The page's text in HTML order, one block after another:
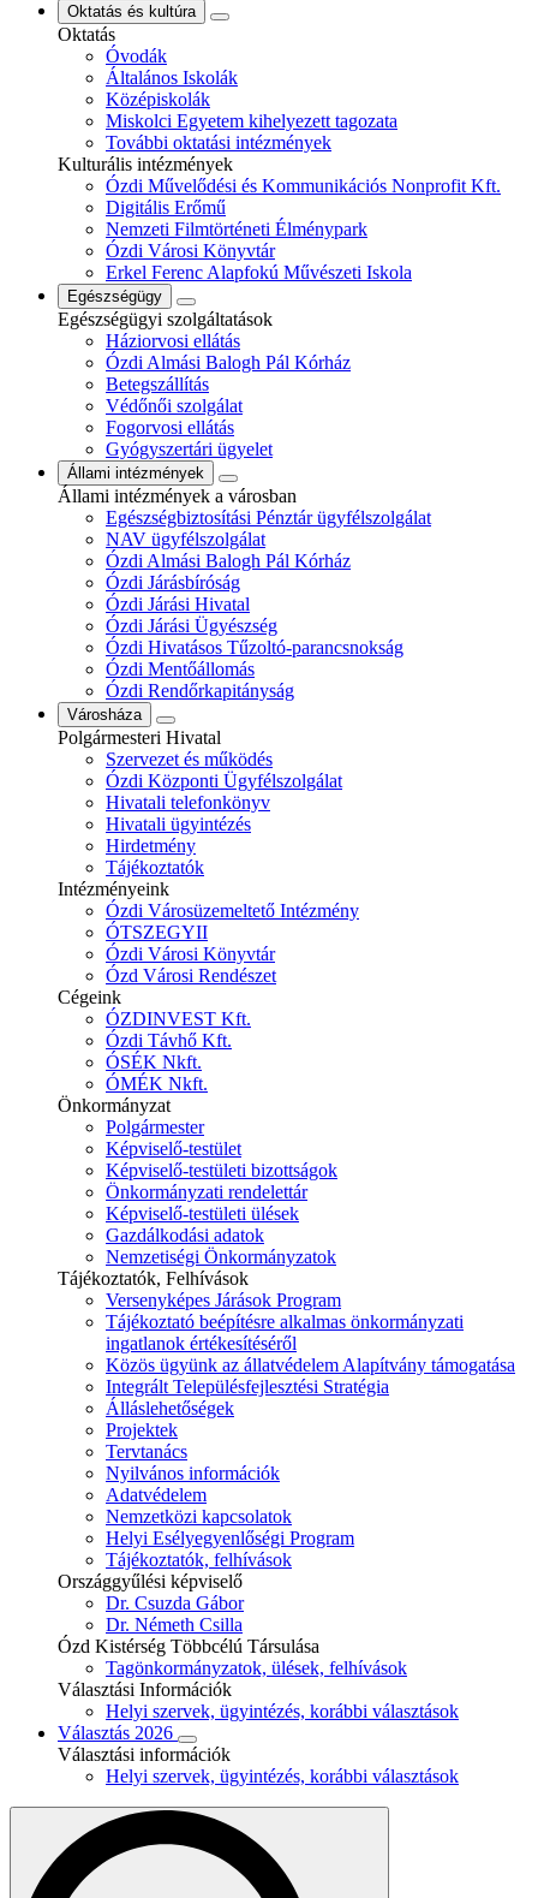
Oktatás és kultúra
Oktatás
Óvodák
Általános Iskolák
Középiskolák
Miskolci Egyetem kihelyezett tagozata
További oktatási intézmények
Kulturális intézmények
Ózdi Művelődési és Kommunikációs Nonprofit Kft.
Digitális Erőmű
Nemzeti Filmtörténeti Élménypark
Ózdi Városi Könyvtár
Erkel Ferenc Alapfokú Művészeti Iskola
Egészségügy
Egészségügyi szolgáltatások
Háziorvosi ellátás
Ózdi Almási Balogh Pál Kórház
Betegszállítás
Védőnői szolgálat
Fogorvosi ellátás
Gyógyszertári ügyelet
Állami intézmények
Állami intézmények a városban
Egészségbiztosítási Pénztár ügyfélszolgálat
NAV ügyfélszolgálat
Ózdi Almási Balogh Pál Kórház
Ózdi Járásbíróság
Ózdi Járási Hivatal
Ózdi Járási Ügyészség
Ózdi Hivatásos Tűzoltó-parancsnokság
Ózdi Mentőállomás
Ózdi Rendőrkapitányság
Városháza
Polgármesteri Hivatal
Szervezet és működés
Ózdi Központi Ügyfélszolgálat
Hivatali telefonkönyv
Hivatali ügyintézés
Hirdetmény
Tájékoztatók
Intézményeink
Ózdi Városüzemeltető Intézmény
ÓTSZEGYII
Ózdi Városi Könyvtár
Ózd Városi Rendészet
Cégeink
ÓZDINVEST Kft.
Ózdi Távhő Kft.
ÓSÉK Nkft.
ÓMÉK Nkft.
Önkormányzat
Polgármester
Képviselő-testület
Képviselő-testületi bizottságok
Önkormányzati rendelettár
Képviselő-testületi ülések
Gazdálkodási adatok
Nemzetiségi Önkormányzatok
Tájékoztatók, Felhívások
Versenyképes Járások Program
Tájékoztató beépítésre alkalmas önkormányzati
ingatlanok értékesítéséről
Közös ügyünk az állatvédelem Alapítvány támogatása
Integrált Településfejlesztési Stratégia
Álláslehetőségek
Projektek
Tervtanács
Nyilvános információk
Adatvédelem
Nemzetközi kapcsolatok
Helyi Esélyegyenlőségi Program
Tájékoztatók, felhívások
Országgyűlési képviselő
Dr. Csuzda Gábor
Dr. Németh Csilla
Ózd Kistérség Többcélú Társulása
Tagönkormányzatok, ülések, felhívások
Választási Információk
Helyi szervek, ügyintézés, korábbi választások
Választás 2026
Választási információk
Helyi szervek, ügyintézés, korábbi választások